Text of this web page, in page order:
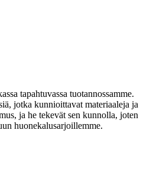
tapahtuvassa tuotannossamme.
jotka kunnioittavat materiaaleja ja
ja he tekevät sen kunnolla, joten
huonekalusarjoillemme.